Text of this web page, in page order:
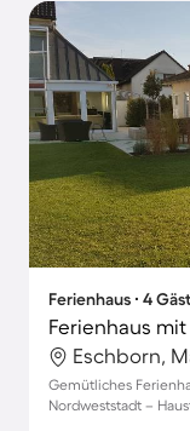
Ferienhaus ∙ 4
Ferienhaus
Eschborn,
Gemütliches
Nordweststadt –